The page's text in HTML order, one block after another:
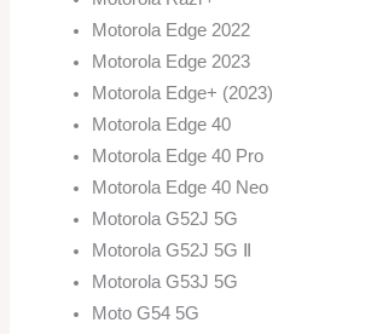
Motorola Edge 2022
Motorola Edge 2023
Motorola Edge+ (2023)
Motorola Edge 40
Motorola Edge 40 Pro
Motorola Edge 40 Neo
Motorola G52J 5G
Motorola G52J 5G Ⅱ
Motorola G53J 5G
Moto G54 5G